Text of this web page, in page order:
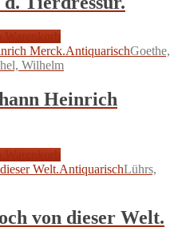
AntiquarischGoethe,
Wilhelm
Heinrich
AntiquarischLührs,
von dieser Welt.